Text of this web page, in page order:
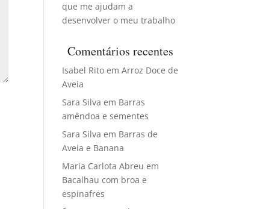
que me ajudam a
desenvolver o meu trabalho
Comentários recentes
Isabel Rito emArroz Doce de
Aveia
Sara Silva em Barras
amêndoa e sementes
Sara Silva em Barras de
Aveia e Banana
Maria Carlota Abreu em
Bacalhau com broa e
espinafres